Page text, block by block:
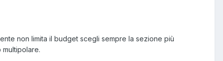
non limita il budget scegli sempre la sezione più